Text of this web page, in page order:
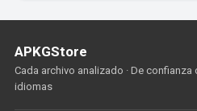
APKGStore
Cada archivo analizado · De confianza
idiomas